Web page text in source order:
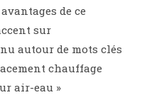
de ce
sur
autour de mots clés
chauffage
air-eau »